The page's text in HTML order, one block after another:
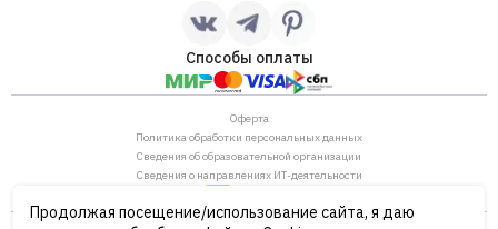
Способы оплаты
Оферта
Политика обработки персональных данных
Сведения об образовательной организации
Сведения о направлениях ИТ-деятельности
ОГРН: 1187746880530
Продолжая посещение/использование сайта, я даю